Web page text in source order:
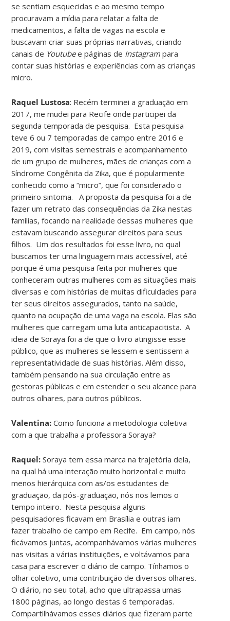
se sentiam esquecidas e ao mesmo tempo
procuravam a mídia para relatar a falta de
medicamentos, a falta de vagas na escola e
buscavam criar suas próprias narrativas, criando
canais de Youtubee páginas de Instagrampara
contar suas histórias e experiências com as crianças
micro.
Raquel Lustosa: Recém terminei a graduação em
2017, me mudei para Recife onde participei da
segunda temporada de pesquisa. Esta pesquisa
teve 6 ou 7 temporadas de campo entre 2016 e
2019, com visitas semestrais e acompanhamento
de um grupo de mulheres, mães de crianças com a
Síndrome Congênita da Zika, que é popularmente
conhecido como a “micro”, que foi considerado o
primeiro sintoma. A proposta da pesquisa foi a de
fazer um retrato das consequências da Zika nestas
famílias, focando na realidade dessas mulheres que
estavam buscando assegurar direitos para seus
filhos. Um dos resultados foi esse livro, no qual
buscamos ter uma linguagem mais accessível, até
porque é uma pesquisa feita por mulheres que
conheceram outras mulheres com as situações mais
diversas e com histórias de muitas dificuldades para
ter seus direitos assegurados, tanto na saúde,
quanto na ocupação de uma vaga na escola. Elas são
mulheres que carregam uma luta anticapacitista. A
ideia de Soraya foi a de que o livro atingisse esse
público, que as mulheres se lessem e sentissem a
representatividade de suas histórias. Além disso,
também pensando na sua circulação entre as
gestoras públicas e em estender o seu alcance para
outros olhares, para outros públicos.
Valentina: Como funciona a metodologia coletiva
com a que trabalha a professora Soraya?
Raquel: Soraya tem essa marca na trajetória dela,
na qual há uma interação muito horizontal e muito
menos hierárquica com as/os estudantes de
graduação, da pós-graduação, nós nos lemos o
tempo inteiro. Nesta pesquisa alguns
pesquisadores ficavam em Brasília e outras iam
fazer trabalho de campo em Recife. Em campo, nós
ficávamos juntas, acompanhávamos várias mulheres
nas visitas a várias instituições, e voltávamos para
casa para escrever o diário de campo. Tínhamos o
olhar coletivo, uma contribuição de diversos olhares.
O diário, no seu total, acho que ultrapassa umas
1800 páginas, ao longo destas 6 temporadas.
Compartilhávamos esses diários que fizeram parte